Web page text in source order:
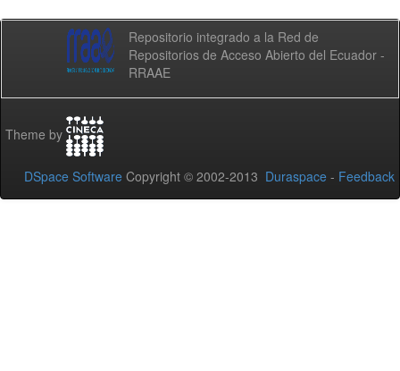
Repositorio integrado a la Red de
Repositorios de Acceso Abierto del Ecuador -
RRAAE
Theme by
DSpace Software Copyright © 2002-2013 Duraspace - Feedback